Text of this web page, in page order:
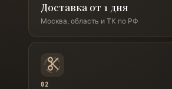
Доставка от 1 дня
Москва, область и ТК по РФ
02